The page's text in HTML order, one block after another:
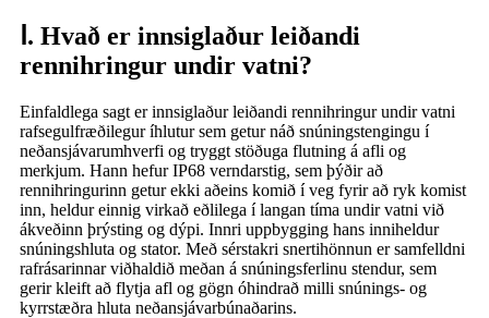
Ⅰ. Hvað er innsiglaður leiðandi
rennihringur undir vatni?
Einfaldlega sagt er innsiglaður leiðandi rennihringur undir vatni
rafsegulfræðilegur íhlutur sem getur náð snúningstengingu í
neðansjávarumhverfi og tryggt stöðuga flutning á afli og
merkjum. Hann hefur IP68 verndarstig, sem þýðir að
rennihringurinn getur ekki aðeins komið í veg fyrir að ryk komist
inn, heldur einnig virkað eðlilega í langan tíma undir vatni við
ákveðinn þrýsting og dýpi. Innri uppbygging hans inniheldur
snúningshluta og stator. Með sérstakri snertihönnun er samfelldni
rafrásarinnar viðhaldið meðan á snúningsferlinu stendur, sem
gerir kleift að flytja afl og gögn óhindrað milli snúnings- og
kyrrstæðra hluta neðansjávarbúnaðarins.